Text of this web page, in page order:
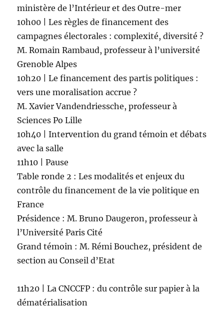
ministère de l’Intérieur et des Outre-mer
10h00 | Les règles de financement des
campagnes électorales : complexité, diversité ?
M. Romain Rambaud, professeur à l’université
Grenoble Alpes
10h20 | Le financement des partis politiques :
vers une moralisation accrue ?
M. Xavier Vandendriessche, professeur à
Sciences Po Lille
10h40 | Intervention du grand témoin et débats
avec la salle
11h10 | Pause
Table ronde 2 : Les modalités et enjeux du
contrôle du financement de la vie politique en
France
Présidence : M. Bruno Daugeron, professeur à
l’Université Paris Cité
Grand témoin : M. Rémi Bouchez, président de
section au Conseil d’Etat
11h20 | La CNCCFP : du contrôle sur papier à la
dématérialisation